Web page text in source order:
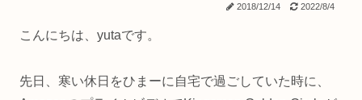
2018/12/14 2022/8/4
こんにちは、yutaです。
先日、寒い休日をひまーに自宅で過ごしていた時に、